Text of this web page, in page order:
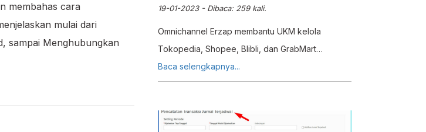
membahas cara
mulai dari
sampai Menghubungkan
19-01-2023 - Dibaca: 259 kali.
Omnichannel Erzap membantu UKM kelola
Tokopedia, Shopee, Blibli, dan GrabMart
sekaligus. Sinkronisasi stok, harga, dan produk
otomatis dari satu sistem.
Baca selengkapnya...